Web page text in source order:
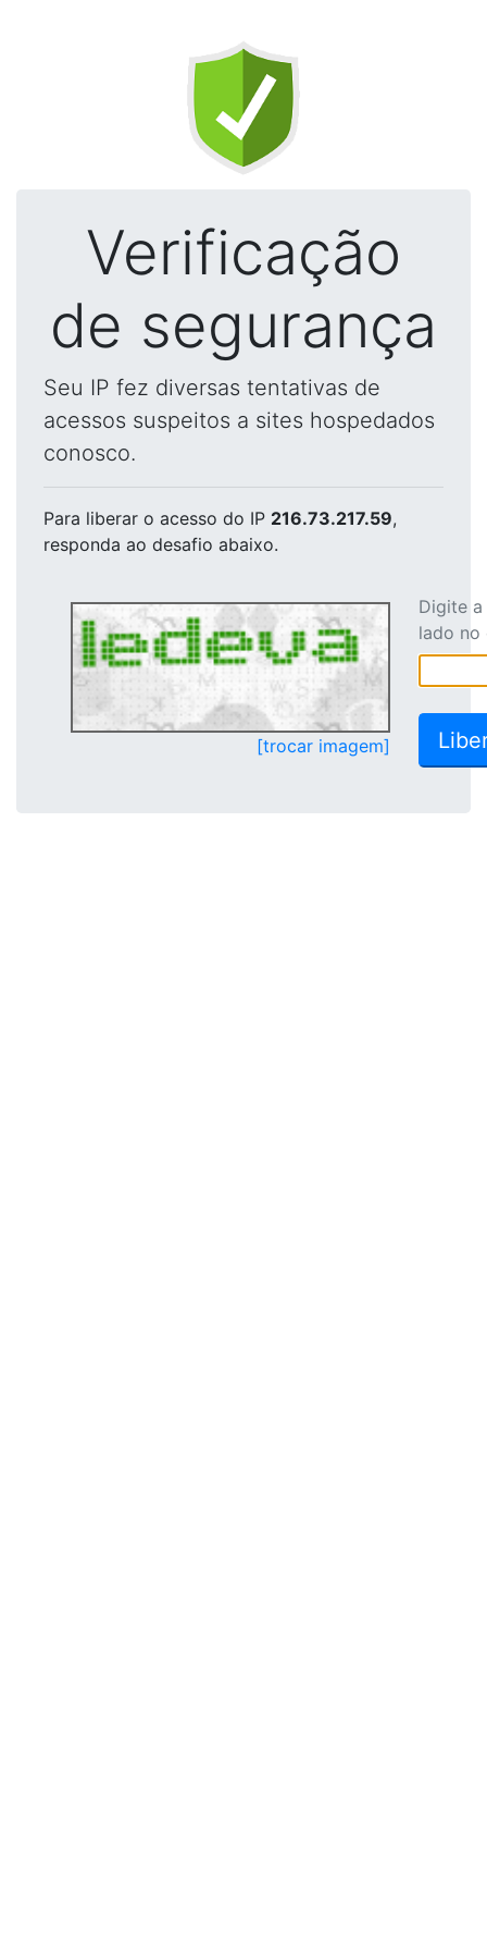
Verificação
de segurança
Seu IP fez diversas tentativas de
acessos suspeitos a sites hospedados
conosco.
Para liberar o acesso do IP 216.73.217.59,
responda ao desafio abaixo.
[trocar imagem]
Digite
lado no